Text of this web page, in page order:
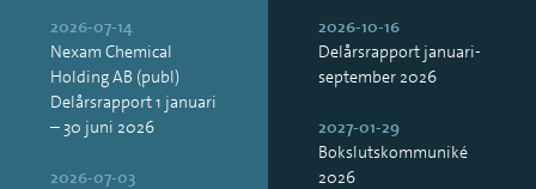
2026-07-14
Nexam Chemical
Holding AB (publ)
Delårsrapport 1 januari
– 30 juni 2026
2026-07-03
2026-10-16
Delårsrapport januari-
september 2026
2027-01-29
Bokslutskommuniké
2026